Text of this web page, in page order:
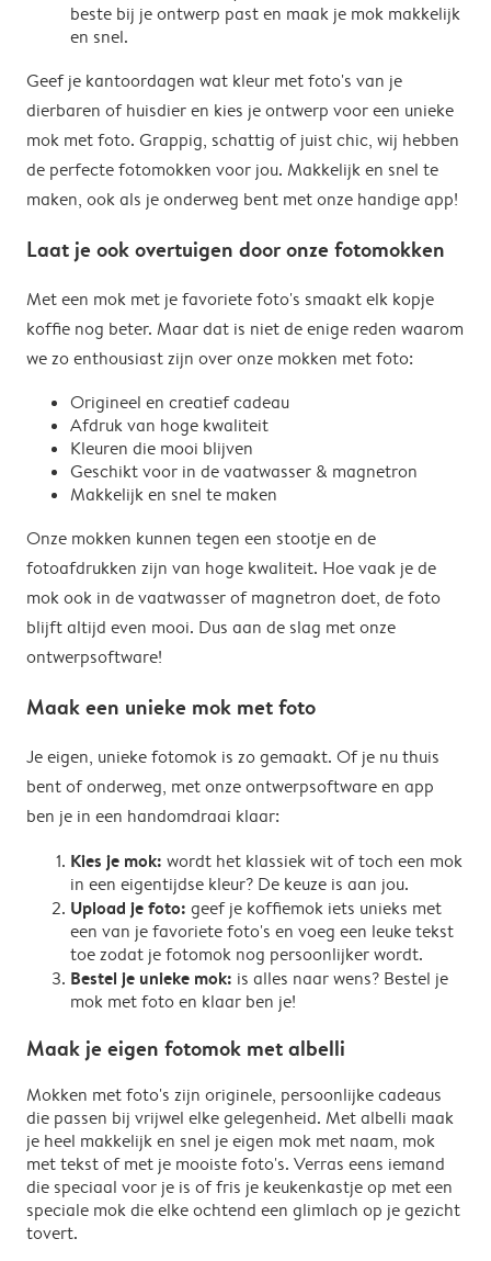
beste bij je ontwerp past en maak je mok makkelijk
en snel.
Geef je kantoordagen wat kleur met foto's van je
dierbaren of huisdier en kies je ontwerp voor een unieke
mok met foto. Grappig, schattig of juist chic, wij hebben
de perfecte fotomokken voor jou. Makkelijk en snel te
maken, ook als je onderweg bent met onze handige app!
Laat je ook overtuigen door onze fotomokken
Met een mok met je favoriete foto's smaakt elk kopje
koffie nog beter. Maar dat is niet de enige reden waarom
we zo enthousiast zijn over onze mokken met foto:
Origineel en creatief cadeau
Afdruk van hoge kwaliteit
Kleuren die mooi blijven
Geschikt voor in de vaatwasser & magnetron
Makkelijk en snel te maken
Onze mokken kunnen tegen een stootje en de
fotoafdrukken zijn van hoge kwaliteit. Hoe vaak je de
mok ook in de vaatwasser of magnetron doet, de foto
blijft altijd even mooi. Dus aan de slag met onze
ontwerpsoftware!
Maak een unieke mok met foto
Je eigen, unieke fotomok is zo gemaakt. Of je nu thuis
bent of onderweg, met onze ontwerpsoftware en app
ben je in een handomdraai klaar:
Kies je mok: wordt het klassiek wit of toch een mok
in een eigentijdse kleur? De keuze is aan jou.
Upload je foto: geef je koffiemok iets unieks met
een van je favoriete foto's en voeg een leuke tekst
toe zodat je fotomok nog persoonlijker wordt.
Bestel je unieke mok: is alles naar wens? Bestel je
mok met foto en klaar ben je!
Maak je eigen fotomok met albelli
Mokken met foto's zijn originele, persoonlijke cadeaus
die passen bij vrijwel elke gelegenheid. Met albelli maak
je heel makkelijk en snel je eigen mok met naam, mok
met tekst of met je mooiste foto's. Verras eens iemand
die speciaal voor je is of fris je keukenkastje op met een
speciale mok die elke ochtend een glimlach op je gezicht
tovert.